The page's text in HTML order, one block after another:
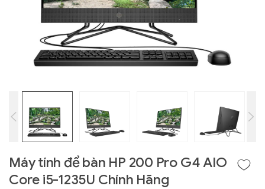
Máy tính để bàn HP 200 Pro G4 AIO
Core i5-1235U Chính Hãng
Liên hệ
GIGABYTE
AAP1)